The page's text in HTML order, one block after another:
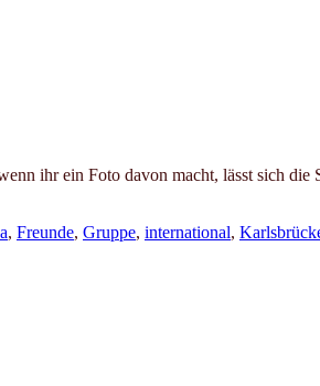
ihr ein Foto davon macht, lässt sich
, Freunde, Gruppe, international,